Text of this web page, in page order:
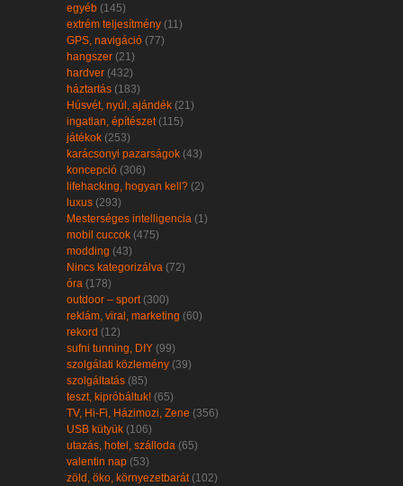
egyéb (145)
extrém teljesítmény (11)
GPS, navigáció (77)
hangszer (21)
hardver (432)
háztartás (183)
Húsvét, nyúl, ajándék (21)
ingatlan, építészet(115)
játékok (253)
karácsonyi pazarságok (43)
koncepció (306)
lifehacking, hogyan kell? (2)
luxus (293)
Mesterséges intelligencia (1)
mobil cuccok (475)
modding (43)
Nincs kategorizálva (72)
óra (178)
outdoor – sport(300)
reklám, viral, marketing (60)
rekord (12)
sufni tunning, DIY (99)
szolgálati közlemény (39)
szolgáltatás (85)
teszt, kipróbáltuk! (65)
TV, Hi-Fi, Házimozi, Zene (356)
USB kütyük (106)
utazás, hotel, szálloda (65)
valentin nap (53)
zöld, öko, környezetbarát(102)